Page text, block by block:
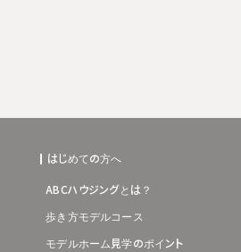
はじめての方へ
ABCハウジングとは？
歩き方モデルコース
モデルホーム見学のポイント